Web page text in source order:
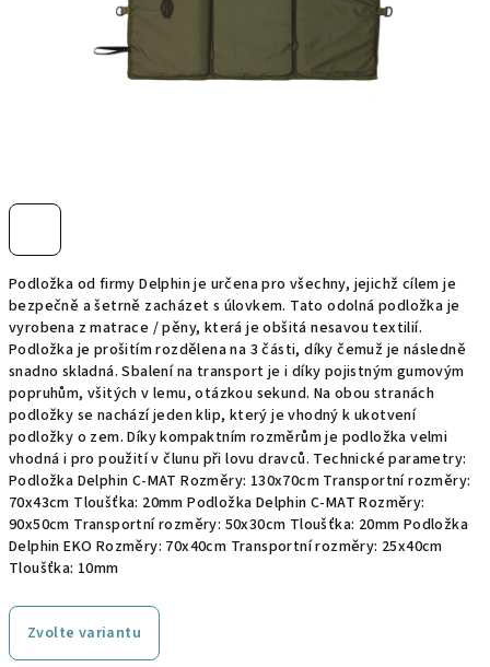
Podložka od firmy Delphin je určena pro všechny, jejichž cílem je
bezpečně a šetrně zacházet s úlovkem. Tato odolná podložka je
vyrobena z matrace / pěny, která je obšitá nesavou textilií.
Podložka je prošitím rozdělena na 3 části, díky čemuž je následně
snadno skladná. Sbalení na transport je i díky pojistným gumovým
popruhům, všitých v lemu, otázkou sekund. Na obou stranách
podložky se nachází jeden klip, který je vhodný k ukotvení
podložky o zem. Díky kompaktním rozměrům je podložka velmi
vhodná i pro použití v člunu při lovu dravců. Technické parametry:
Podložka Delphin C-MAT Rozměry: 130x70cm Transportní rozměry:
70x43cm Tloušťka: 20mm Podložka Delphin C-MAT Rozměry:
90x50cm Transportní rozměry: 50x30cm Tloušťka: 20mm Podložka
Delphin EKO Rozměry: 70x40cm Transportní rozměry: 25x40cm
Tloušťka: 10mm
Zvolte variantu